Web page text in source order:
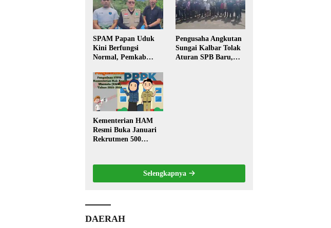
Pelaksanaan
Pembangunan
SPAM Papan Uduk
Kini Berfungsi
Normal, Pemkab
Distribusi Air Bersih
Lancar ke Rumah
Warga
Pengusaha Angkutan
Sungai Kalbar Tolak
Aturan SPB Baru,
Kementerian HAM
Resmi Buka Januari
Rekrutmen 500
Selengkapnya
DAERAH